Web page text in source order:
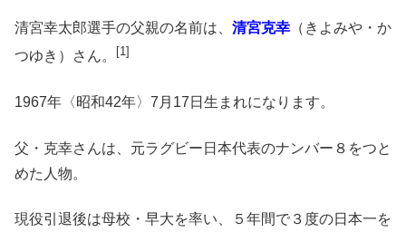
清宮幸太郎選手の父親の名前は、 清宮克幸 （きよみや・か
つゆき）さん。
[1]
1967年〈昭和42年〉7月17日生まれになります。
父・克幸さんは、元ラグビー日本代表のナンバー８をつと
めた人物。
現役引退後は母校・早大を率い、５年間で３度の日本一を